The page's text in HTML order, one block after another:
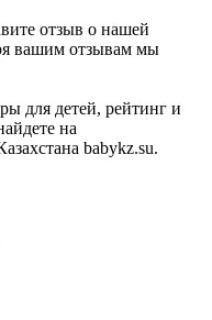
отзыв о нашей
вашим отзывам мы
для детей, рейтинг и
на
babykz.su.